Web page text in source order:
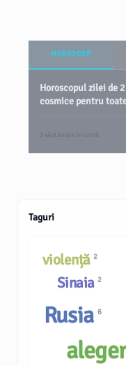
HOROSCOP
Horoscopul zilei de
cosmice pentru
2 săptămâni în urmă
Taguri
Sinaia 2
Rusia6
violență 2